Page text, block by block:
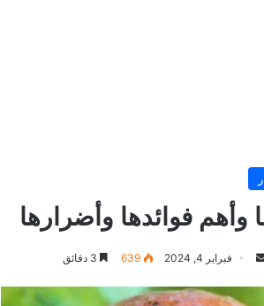
وأهم فوائدها وأضرارها
فبراير 4, 2024 639